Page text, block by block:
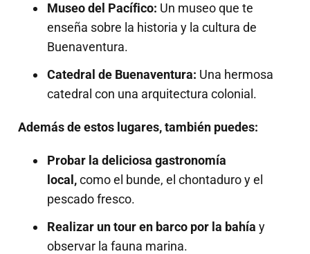
Museo del Pacífico: Un museo que te
enseña sobre la historia y la cultura de
Buenaventura.
Catedral de Buenaventura: Una hermosa
catedral con una arquitectura colonial.
Además de estos lugares, también puedes:
Probar la deliciosa gastronomía
local,como el bunde, el chontaduro y el
pescado fresco.
Realizar un tour en barco por la bahía y
observar la fauna marina.